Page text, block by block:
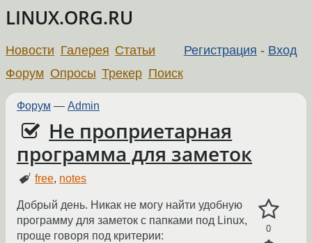
LINUX.ORG.RU
Регистрация - Вход
Новости Галерея Статьи
Форум Опросы Трекер Поиск
Форум — Admin
Не проприетарная
программа для заметок
free, notes
0
Добрый день. Никак не могу найти удобную
программу для заметок с папками под Linux,
проще говоря под критерии: